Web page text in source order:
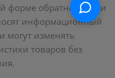
форме обратной связи
информационный
могут изменять
товаров без